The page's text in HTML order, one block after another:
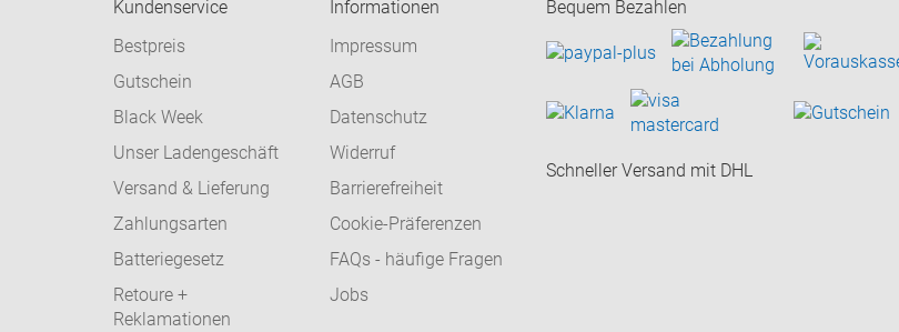
Kundenservice
Bestpreis
Gutschein
Black Week
Unser Ladengeschäft
Versand & Lieferung
Zahlungsarten
Batteriegesetz
Retoure +
Reklamationen
Informationen
Impressum
AGB
Datenschutz
Widerruf
Barrierefreiheit
Cookie-Präferenzen
FAQs - häufige Fragen
Jobs
Bequem Bezahlen
Schneller Versand mit DHL